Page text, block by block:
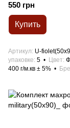
550 грн
Купить
Артикул U-
упаковке 5 Цвет
400 г/м.кв ± 5%